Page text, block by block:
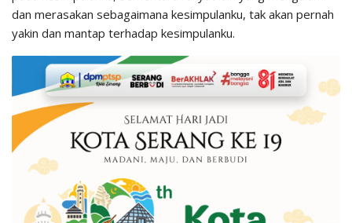
dan merasakan sebagaimana kesimpulanku, tak akan pernah
yakin dan mantap terhadap kesimpulanku.